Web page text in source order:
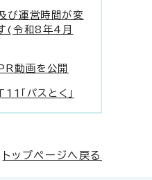
び運営時間が変
(令和8年4月
動画を公開
「パスとく」
トップページへ戻る